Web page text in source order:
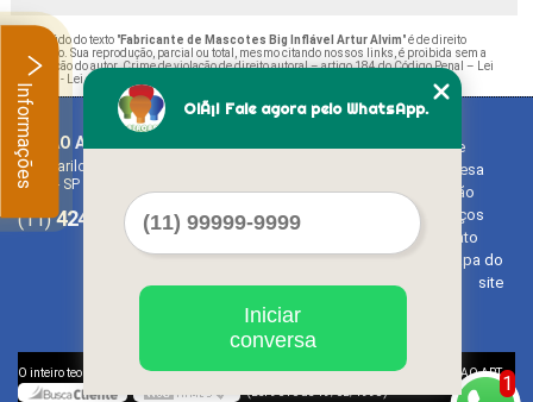
O conteúdo do texto "Fabricante de Mascotes Big Inflável Artur Alvim" é de direito
reservado. Sua reprodução, parcial ou total, mesmo citando nossos links, é proibida sem a
autorização do autor. Crime de violação de direito autoral – artigo 184 do Código Penal –
Lei
9610/98 - Lei de direitos autorais
BALAO ART
Rua Bariloche, 1300 - Chácara Tropical (Caucaia do Alto)
Cotia - SP - CEP: 06726-270
(11)4242-7733(11)3603-0479
Home
Empresa
Missão
Serviços
Contato
Mapa do
site
O inteiro teor deste site está sujeito à proteção de direitos autorais. Copyright
BALAO ART1
OlÃ¡! Fale agora pelo WhatsApp.
Iniciar
conversa
Informações